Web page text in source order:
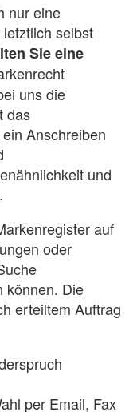
nur eine
selbst
Sie eine
uns die
das
Anschreiben
und
auf
oder
können. Die
erteiltem Auftrag
per Email, Fax